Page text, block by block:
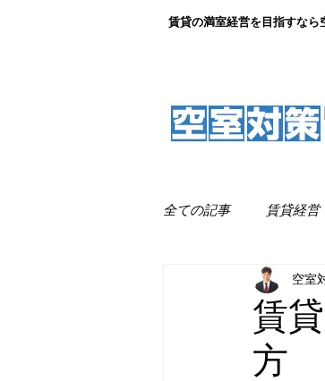
賃貸の満室経営を目指すな
全ての記事 賃貸経営
リノベーション事例
賃
方
空室